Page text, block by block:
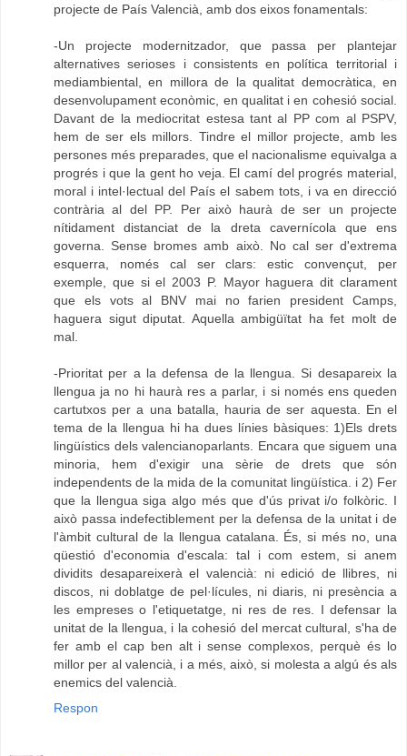
projecte de País Valencià, amb dos eixos fonamentals:
-Un projecte modernitzador, que passa per plantejar
alternatives serioses i consistents en política territorial i
mediambiental, en millora de la qualitat democràtica, en
desenvolupament econòmic, en qualitat i en cohesió social.
Davant de la mediocritat estesa tant al PP com al PSPV,
hem de ser els millors. Tindre el millor projecte, amb les
persones més preparades, que el nacionalisme equivalga a
progrés i que la gent ho veja. El camí del progrés material,
moral i intel·lectual del País el sabem tots, i va en direcció
contrària al del PP. Per això haurà de ser un projecte
nítidament distanciat de la dreta cavernícola que ens
governa. Sense bromes amb això. No cal ser d'extrema
esquerra, només cal ser clars: estic convençut, per
exemple, que si el 2003 P. Mayor haguera dit clarament
que els vots al BNV mai no farien president Camps,
haguera sigut diputat. Aquella ambigüïtat ha fet molt de
mal.
-Prioritat per a la defensa de la llengua. Si desapareix la
llengua ja no hi haurà res a parlar, i si només ens queden
cartutxos per a una batalla, hauria de ser aquesta. En el
tema de la llengua hi ha dues línies bàsiques: 1)Els drets
lingüístics dels valencianoparlants. Encara que siguem una
minoria, hem d'exigir una sèrie de drets que són
independents de la mida de la comunitat lingüística. i 2) Fer
que la llengua siga algo més que d'ús privat i/o folkòric. I
això passa indefectiblement per la defensa de la unitat i de
l'àmbit cultural de la llengua catalana. És, si més no, una
qüestió d'economia d'escala: tal i com estem, si anem
dividits desapareixerà el valencià: ni edició de llibres, ni
discos, ni doblatge de pel·lícules, ni diaris, ni presència a
les empreses o l'etiquetatge, ni res de res. I defensar la
unitat de la llengua, i la cohesió del mercat cultural, s'ha de
fer amb el cap ben alt i sense complexos, perquè és lo
millor per al valencià, i a més, això, si molesta a algú és als
enemics del valencià.
Respon